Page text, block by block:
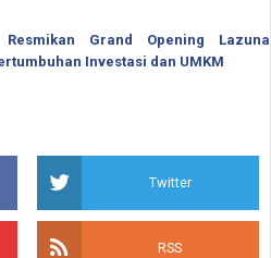
Grand Opening Lazuna
Investasi dan UMKM
Twitter
RSS